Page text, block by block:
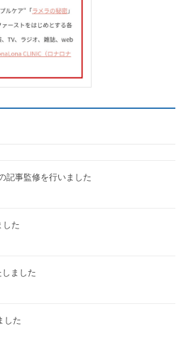
記事監修を行いました
した
ました
した